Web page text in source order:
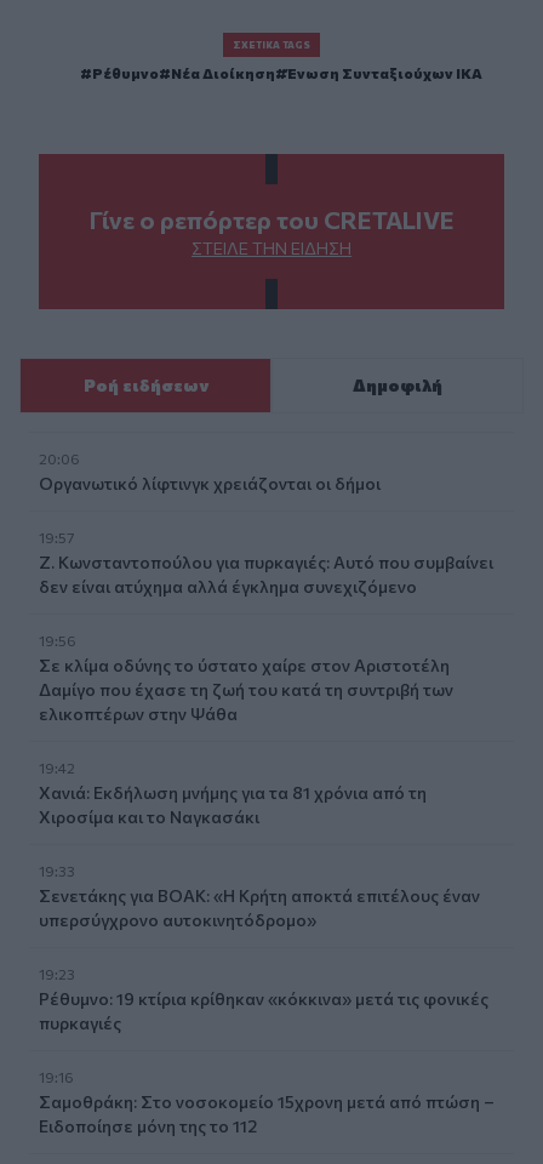
ΣΧΕΤΙΚΆ TAGS
Ρέθυμνο Νέα Διοίκηση Ένωση Συνταξιούχων ΙΚΑ
Γίνε ο ρεπόρτερ του CRETALIVE
ΣΤΕΊΛΕ ΤΗΝ ΕΊΔΗΣΗ
Ροή ειδήσεων Δημοφιλή
20:06
Οργανωτικό λίφτινγκ χρειάζονται οι δήμοι
19:57
Ζ. Κωνσταντοπούλου για πυρκαγιές: Αυτό που συμβαίνει
δεν είναι ατύχημα αλλά έγκλημα συνεχιζόμενο
19:56
Σε κλίμα οδύνης το ύστατο χαίρε στον Αριστοτέλη
Δαμίγο που έχασε τη ζωή του κατά τη συντριβή των
ελικοπτέρων στην Ψάθα
19:42
Χανιά: Εκδήλωση μνήμης για τα 81 χρόνια από τη
Χιροσίμα και το Ναγκασάκι
19:33
Σενετάκης για ΒΟΑΚ: «Η Κρήτη αποκτά επιτέλους έναν
υπερσύγχρονο αυτοκινητόδρομο»
19:23
Ρέθυμνο: 19 κτίρια κρίθηκαν «κόκκινα» μετά τις φονικές
πυρκαγιές
19:16
Σαμοθράκη: Στο νοσοκομείο 15χρονη μετά από πτώση –
Ειδοποίησε μόνη της το 112